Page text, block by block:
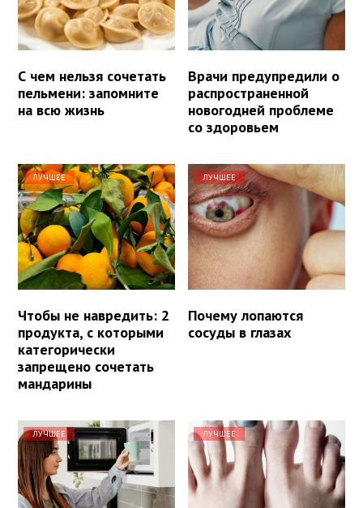
С чем нельзя сочетать
пельмени: запомните
на всю жизнь
Врачи предупредили о
распространенной
новогодней проблеме
со здоровьем
ЛУЧШЕЕ
Чтобы не навредить: 2
продукта, с которыми
категорически
запрещено сочетать
мандарины
ЛУЧШЕЕ
Почему лопаются
сосуды в глазах
ЛУЧШЕЕ ЛУЧШЕЕ